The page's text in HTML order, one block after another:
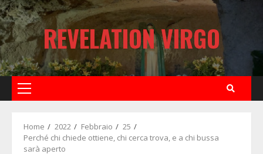
Skip
to
content
REVELATION VIRGO
Primary
Home 2022 Febbraio
25
Perché chi chiede ottiene, chi cerca trova, e a chi bussa
sarà aperto